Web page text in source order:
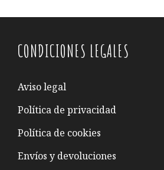
CONDICIONES LEGALES
Aviso legal
Política de privacidad
Política de cookies
Envíos y devoluciones